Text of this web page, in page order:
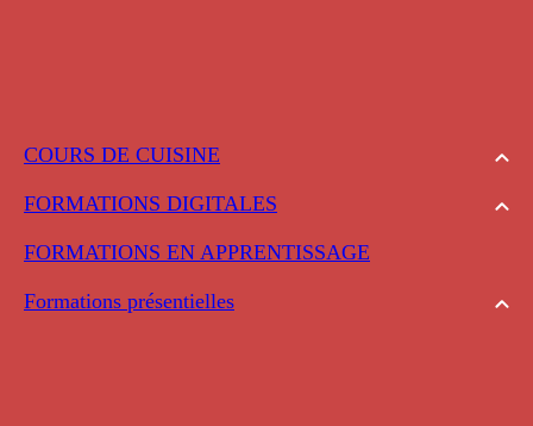
COURS DE CUISINE
FORMATIONS DIGITALES
FORMATIONS EN APPRENTISSAGE
Formations présentielles